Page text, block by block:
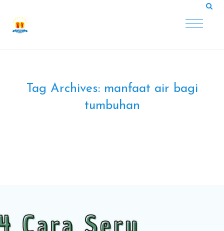
Tag Archives: manfaat air bagi
tumbuhan